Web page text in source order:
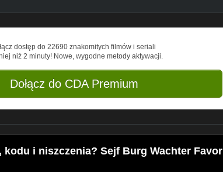
dostęp do 22690 znakomitych filmów i seriali
niż 2 minuty! Nowe, wygodne metody aktywacji.
Dołącz do CDA Premium
i niszczenia? Sejf Burg Wachter Favor